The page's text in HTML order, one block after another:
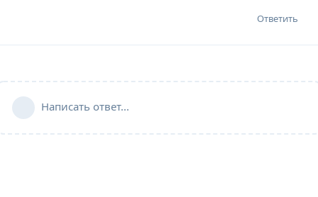
Ответить
Написать ответ...